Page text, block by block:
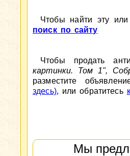
Чтобы найти эту или
поиск по сайту
Чтобы продать
картинки. Том 1",
разместите
здесь), или обратитесь
Мы